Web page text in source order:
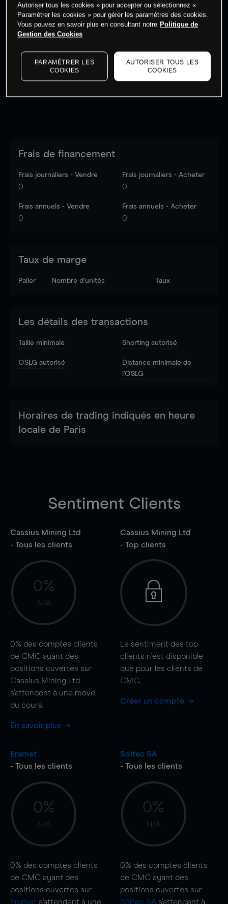
dernières données du marché.Log into see latest
market data
Frais de financement
Frais journaliers - Vendre
0
Frais journaliers - Acheter
0
Frais annuels - Vendre
0
Frais annuels - Acheter
0
Taux de marge
Palier Nombre d’unités Taux
Les détails des transactions
Taille minimale Shorting autorisé
OSLG autorisé
Distance minimale de
l'OSLG
Horaires de trading indiqués en heure
locale de Paris
Sentiment Clients
Cassius Mining Ltd
- Tous les clients
0%
N/A
0% des comptes clients
de CMC ayant des
positions ouvertes sur
Cassius Mining Ltd
s'attendent à une move
du cours.
En savoir plus
Cassius Mining Ltd
- Top clients
Le sentiment des top
clients n'est disponible
que pour les clients de
CMC.
Créer un compte
Eramet
- Tous les clients
0%
N/A
0% des comptes clients
de CMC ayant des
positions ouvertes sur
Eramet s'attendent à une
Soitec SA
- Tous les clients
0%
N/A
0% des comptes clients
de CMC ayant des
positions ouvertes sur
Soitec SA s'attendent à
Autoriser tous les cookies » pour accepter ou sélectionnez «
Paramétrer les cookies » pour gérer les paramètres des cookies.
Vous pouvez en savoir plus en consultant notre Politique de
Gestion des Cookies
PARAMÉTRER LES
COOKIES
AUTORISER TOUS LES
COOKIES